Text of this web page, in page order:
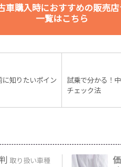
車購入時におすすめの販売
一覧はこちら
知りたいポイン
試乗で分かる！
チェック法
取り扱い車種